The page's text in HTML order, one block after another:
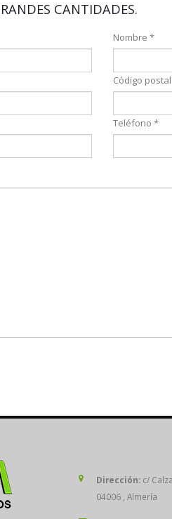
CANTIDADES.
Nombre *
Código
Teléfono *
Dirección: c/
04006 , Almería